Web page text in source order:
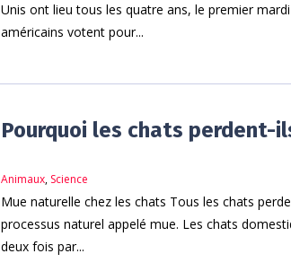
Unis ont lieu tous les quatre ans, le premier
américains votent pour...
Pourquoi les chats perdent-
Animaux, Science
Mue naturelle chez les chats Tous les chats
processus naturel appelé mue. Les chats
deux fois par...